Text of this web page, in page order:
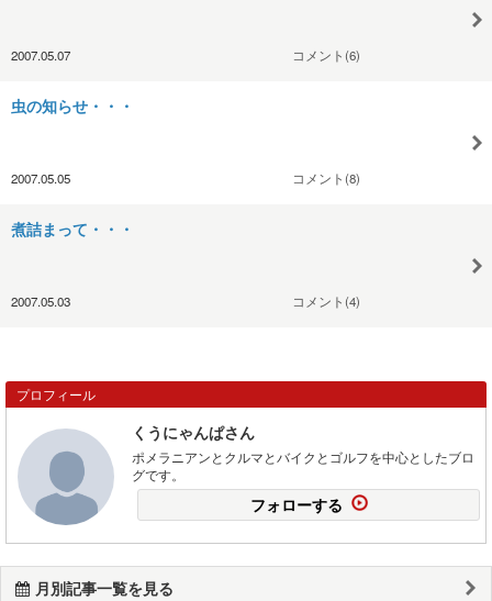
2007.05.07 コメント(6)
虫の知らせ・・・
2007.05.05 コメント(8)
煮詰まって・・・
2007.05.03 コメント(4)
プロフィール
くうにゃんぱさん
ポメラニアンとクルマとバイクとゴルフを中心としたブロ
グです。
フォローする
月別記事一覧を見る